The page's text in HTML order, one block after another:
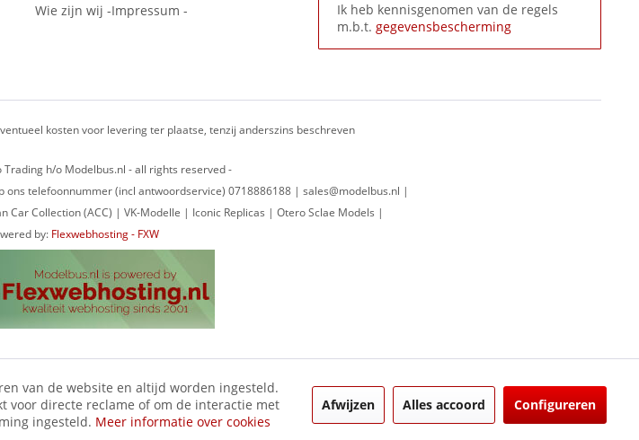
Wie zijn wij -Impressum -
Ik heb kennisgenomen van de regels
m.b.t. gegevensbescherming
kosten voor levering ter plaatse, tenzij anderszins beschreven
h/o Modelbus.nl - all rights reserved -
telefoonnummer (incl antwoordservice) 0718886188 | sales@modelbus.nl |
Collection (ACC) | VK-Modelle | Iconic Replicas | Otero Sclae Models |
by: Flexwebhosting - FXW
van de website en altijd worden ingesteld.
voor directe reclame of om de interactie met
ingesteld. Meer informatie over cookies
Afwijzen Alles accoord Configureren